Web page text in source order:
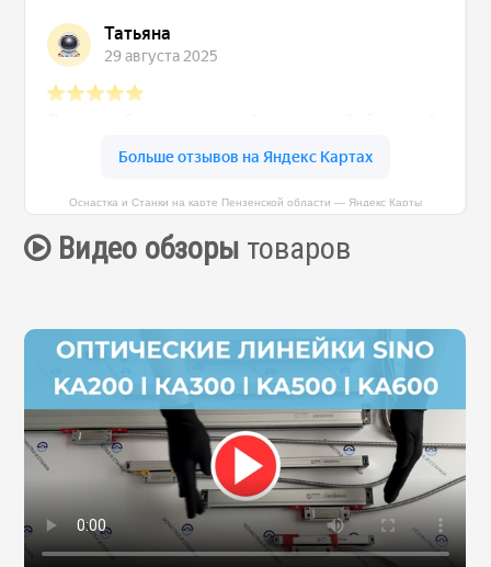
Оснастка и Станки на карте Пензенской области — Яндекс Карты
Видео обзоры товаров